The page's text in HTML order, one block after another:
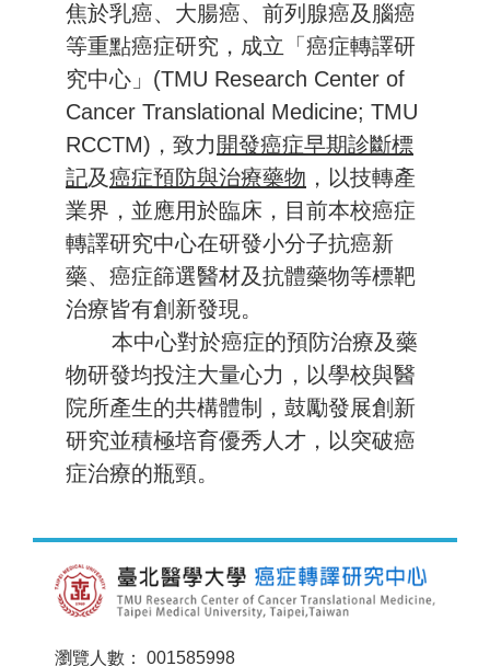
焦於乳癌、 大腸癌、 前列腺癌及 腦癌
等重點癌症研究，成立「癌症轉譯研
究中心」(TMU Research Center of
Cancer Translational Medicine; TMU
RCCTM)，致力 開發癌症早期診斷標
記及癌症預防與治療藥物 ， 以技轉產
業界，並應用於臨床， 目前本校癌症
轉譯研究中心在研發小分子抗癌新
藥、 癌症篩選醫材及抗體藥物等標靶
治療皆有創新發現。
本中心對於癌症的預防治療及藥
物研發均投注大量心力，以學校與醫
院所產生的共構體制，鼓勵發展創新
研究並積極培育優秀人才，以突破癌
症治療的瓶頸。
瀏覽人數： 001585998